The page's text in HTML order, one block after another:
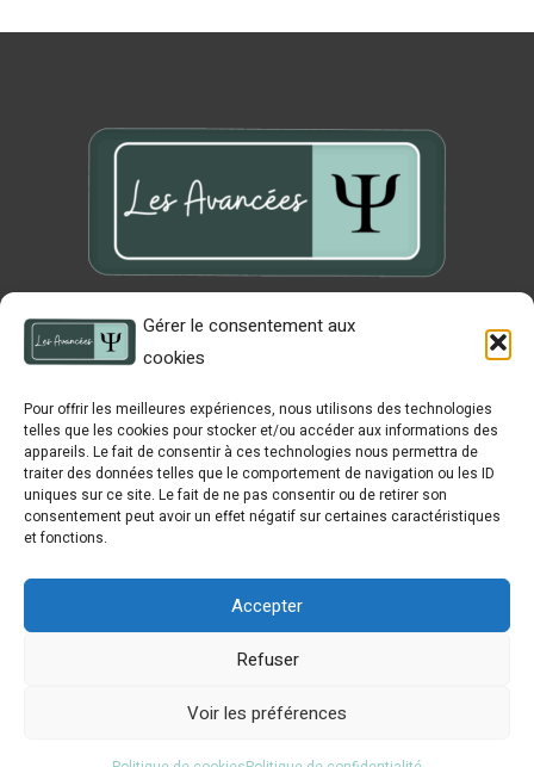
Gérer le consentement aux
cookies
Pour offrir les meilleures expériences, nous utilisons des technologies
telles que les cookies pour stocker et/ou accéder aux informations des
appareils. Le fait de consentir à ces technologies nous permettra de
traiter des données telles que le comportement de navigation ou les ID
uniques sur ce site. Le fait de ne pas consentir ou de retirer son
consentement peut avoir un effet négatif sur certaines caractéristiques
et fonctions.
Accepter
Refuser
Voir les préférences
Publications
Devenir auteur
Contact
Politique de cookies (UE)
Conditions générales de ventes
Termes et conditions